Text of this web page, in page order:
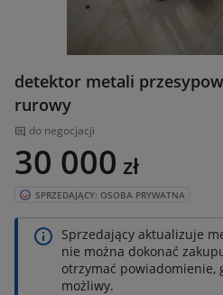
detektor metali
rurowy
do negocjacji
30 000 zł
SPRZEDAJĄCY: OSOBA PRYWATNA
Sprzedający aktualizuje
nie można dokonać
otrzymać powiadomienie,
możliwy.